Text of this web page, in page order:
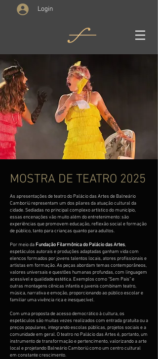
Login
MOSTRA DE TEATRO 2025
As apresentações de teatro do Palácio das Artes de Balneário
Camboriú representam um dos pilares da atuação cultural da
cidade. Sediadas no principal complexo artístico do município,
essas encenações vão muito além do entretenimento: são
experiências que promovem educação, reflexão social e formação
de público, tanto para crianças quanto para adultos.
Por meio da Fundação Filarmônica do Palácio das Artes,
espetáculos autorais e produções adaptadas ganham vida com
elencos formados por jovens talentos locais, atores profissionais e
artistas em formação. As peças abordam temas contemporâneos,
valores universais e questões humanas profundas, com linguagem
acessível e qualidade estética. Exemplos como “Sem Pais” e
outras montagens cênicas infantis e juvenis combinam teatro,
música, narrativa e emoção, proporcionando ao público escolar e
familiar uma vivência rica e inesquecível.
Com uma proposta de acesso democrático à cultura, os
espetáculos são muitas vezes realizados com entrada gratuita ou a
preços populares, integrando escolas públicas, projetos sociais e a
comunidade em geral. O teatro no Palácio das Artes é, portanto, um
instrumento de transformação e pertencimento, valorizando a arte
local e projetando Balneário Camboriú como um centro cultural
em constante crescimento.